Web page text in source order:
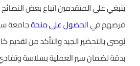
ينبغي على المتقدمين اتباع بعض
فرصهم فيالحصول على منحةجامعة
يُوصى بالتحضير الجيد والتأكد من تقديم
بدقة لضمان سير العملية بسلاسة